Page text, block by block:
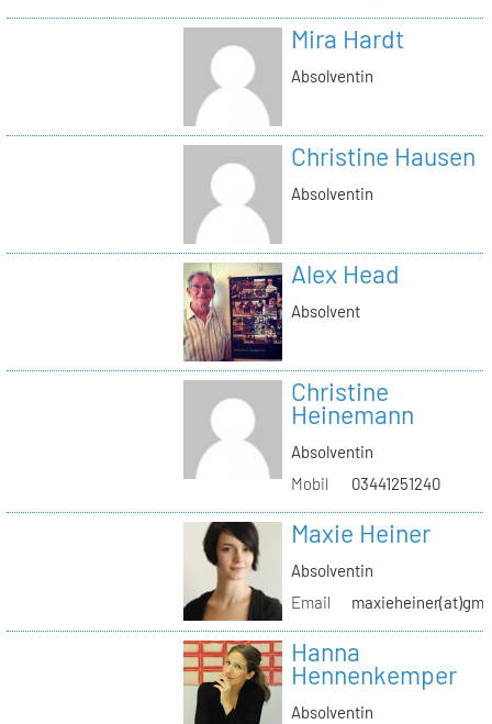
Mira Hardt
Absolventin
Christine Hausen
Absolventin
Alex Head
Absolvent
Christine
Heinemann
Absolventin
Mobil
03441251240
Maxie Heiner
Absolventin
Email
Hanna
Hennenkemper
Absolventin